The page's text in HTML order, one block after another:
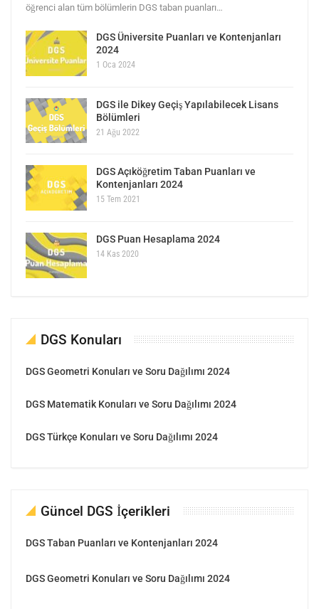
öğrenci alan tüm bölümlerin DGS taban puanları…
DGS Üniversite Puanları ve Kontenjanları
2024
1 Oca 2024
DGS ile Dikey Geçiş Yapılabilecek Lisans
Bölümleri
21 Ağu 2022
DGS Açıköğretim Taban Puanları ve
Kontenjanları 2024
15 Tem 2021
DGS Puan Hesaplama 2024
14 Kas 2020
DGS Konuları
DGS Geometri Konuları ve Soru Dağılımı 2024
DGS Matematik Konuları ve Soru Dağılımı 2024
DGS Türkçe Konuları ve Soru Dağılımı 2024
Güncel DGS İçerikleri
DGS Taban Puanları ve Kontenjanları 2024
DGS Geometri Konuları ve Soru Dağılımı 2024